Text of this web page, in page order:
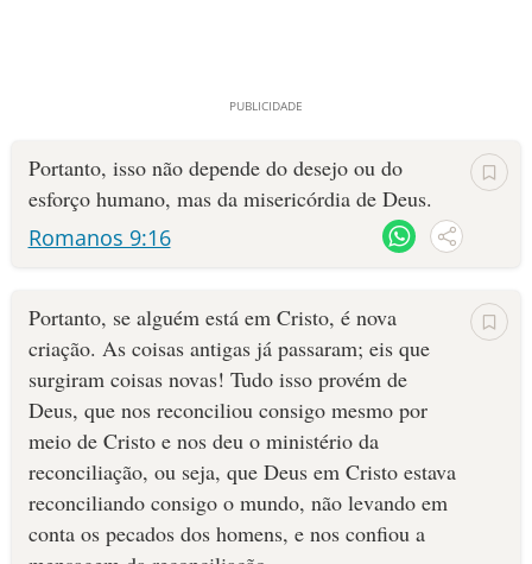
Portanto, isso não depende do desejo ou do
esforço humano, mas da misericórdia de Deus.
Romanos 9:16
Portanto, se alguém está em Cristo, é nova
criação. As coisas antigas já passaram; eis que
surgiram coisas novas! Tudo isso provém de
Deus, que nos reconciliou consigo mesmo por
meio de Cristo e nos deu o ministério da
reconciliação, ou seja, que Deus em Cristo estava
reconciliando consigo o mundo, não levando em
conta os pecados dos homens, e nos confiou a